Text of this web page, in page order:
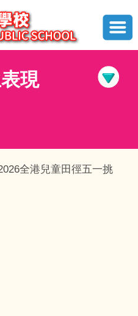
現
全港兒童田徑五一挑